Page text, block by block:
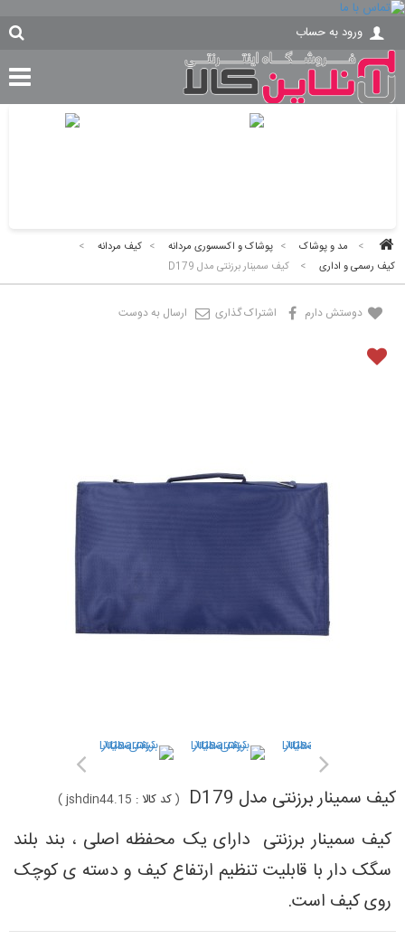
ورود به حساب
> مد و پوشاک > پوشاک و اکسسوری مردانه > کیف مردانه
>
کیف رسمی و اداری
> کیف سمینار برزنتی مدل D179
دوستش دارم اشتراک گذاری ارسال به دوست
کیف سمینار برزنتی مدل D179 (کد کالا : jshdin44.15
)
کیف سمینار برزنتی دارای یک محفظه اصلی ، بند بلند
سگک دار با قابلیت تنظیم ارتفاع کیف و دسته ی کوچک
روی کیف است.